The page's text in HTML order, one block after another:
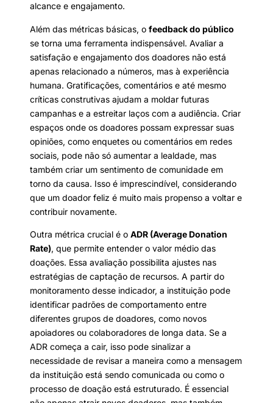
alcance e engajamento.
Além das métricas básicas, o feedback do público
se torna uma ferramenta indispensável. Avaliar a
satisfação e engajamento dos doadores não está
apenas relacionado a números, mas à experiência
humana. Gratificações, comentários e até mesmo
críticas construtivas ajudam a moldar futuras
campanhas e a estreitar laços com a audiência. Criar
espaços onde os doadores possam expressar suas
opiniões, como enquetes ou comentários em redes
sociais, pode não só aumentar a lealdade, mas
também criar um sentimento de comunidade em
torno da causa. Isso é imprescindível, considerando
que um doador feliz é muito mais propenso a voltar e
contribuir novamente.
Outra métrica crucial é o ADR (Average Donation
Rate), que permite entender o valor médio das
doações. Essa avaliação possibilita ajustes nas
estratégias de captação de recursos. A partir do
monitoramento desse indicador, a instituição pode
identificar padrões de comportamento entre
diferentes grupos de doadores, como novos
apoiadores ou colaboradores de longa data. Se a
ADR começa a cair, isso pode sinalizar a
necessidade de revisar a maneira como a mensagem
da instituição está sendo comunicada ou como o
processo de doação está estruturado. É essencial